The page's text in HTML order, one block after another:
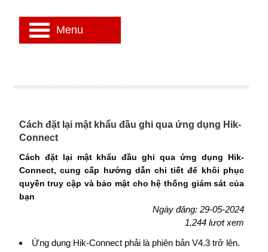
Cách đặt lại mật khẩu đầu ghi qua ứng dụng Hik-
Connect
Cách đặt lại mật khẩu đầu ghi qua ứng dụng Hik-
Connect, cung cấp hướng dẫn chi tiết để khôi phục
quyền truy cập và bảo mật cho hệ thống giám sát của
bạn
Ngày đăng: 29-05-2024
1,244 lượt xem
Ứng dụng Hik-Connect phải là phiên bản V4.3 trở lên.
Menu